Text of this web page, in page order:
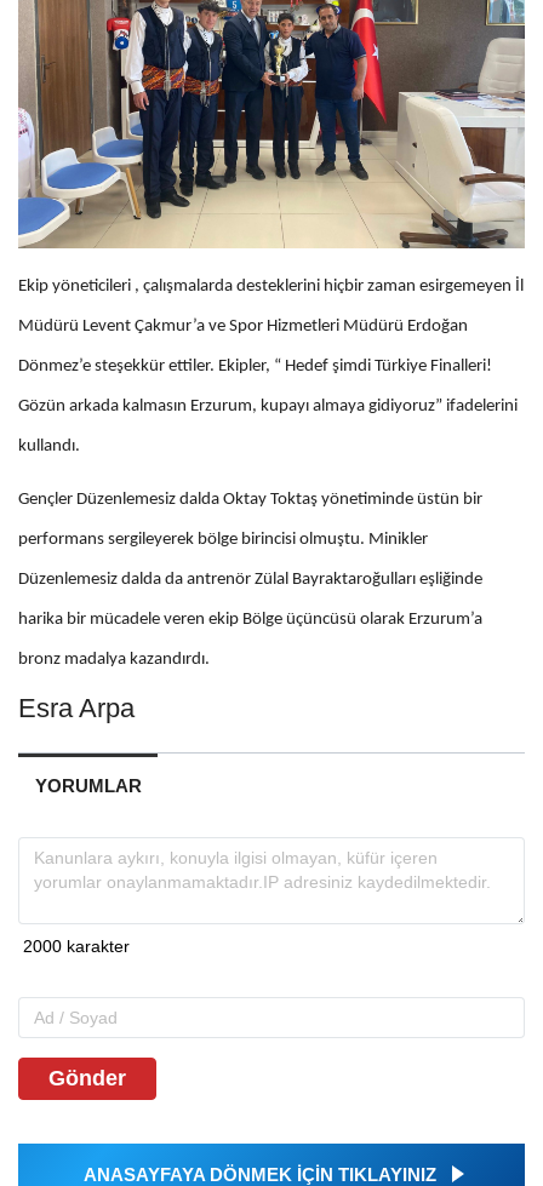
Ekip yöneticileri , çalışmalarda desteklerini hiçbir zaman esirgemeyen İl
Müdürü Levent Çakmur’a ve Spor Hizmetleri Müdürü Erdoğan
Dönmez’e steşekkür ettiler. Ekipler, “ Hedef şimdi Türkiye Finalleri!
Gözün arkada kalmasın Erzurum, kupayı almaya gidiyoruz” ifadelerini
kullandı.
Gençler Düzenlemesiz dalda Oktay Toktaş yönetiminde üstün bir
performans sergileyerek bölge birincisi olmuştu. Minikler
Düzenlemesiz dalda da antrenör Zülal Bayraktaroğulları eşliğinde
harika bir mücadele veren ekip Bölge üçüncüsü olarak Erzurum’a
bronz madalya kazandırdı.
Esra Arpa
YORUMLAR
Gönder
ANASAYFAYA DÖNMEK İÇİN TIKLAYINIZ